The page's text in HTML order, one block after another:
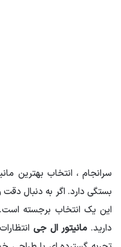
سرانجام ، انتخاب بهترین
بستگی دارد. اگر به دنبال
این یک انتخاب برجسته
دارید. مانیتور ال جی